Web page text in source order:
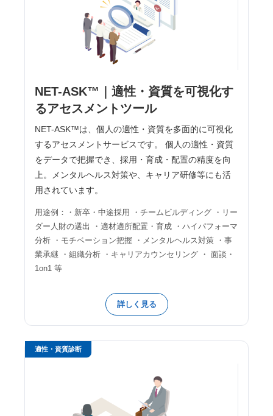
NET-ASK™｜適性・資質を可視化す
るアセスメントツール
NET-ASK™は、個人の適性・資質を多面的に可視化
するアセスメントサービスです。 個人の適性・資質
をデータで把握でき、採用・育成・配置の精度を向
上。メンタルヘルス対策や、キャリア研修等にも活
用されています。
用途例：・新卒・中途採用 ・チームビルディング ・リー
ダー人財の選出 ・適材適所配置・育成 ・ハイパフォーマ
分析 ・モチベーション把握 ・メンタルヘルス対策 ・事
業承継 ・組織分析 ・キャリアカウンセリング ・ 面談・
1on1 等
詳しく見る
適性・資質診断